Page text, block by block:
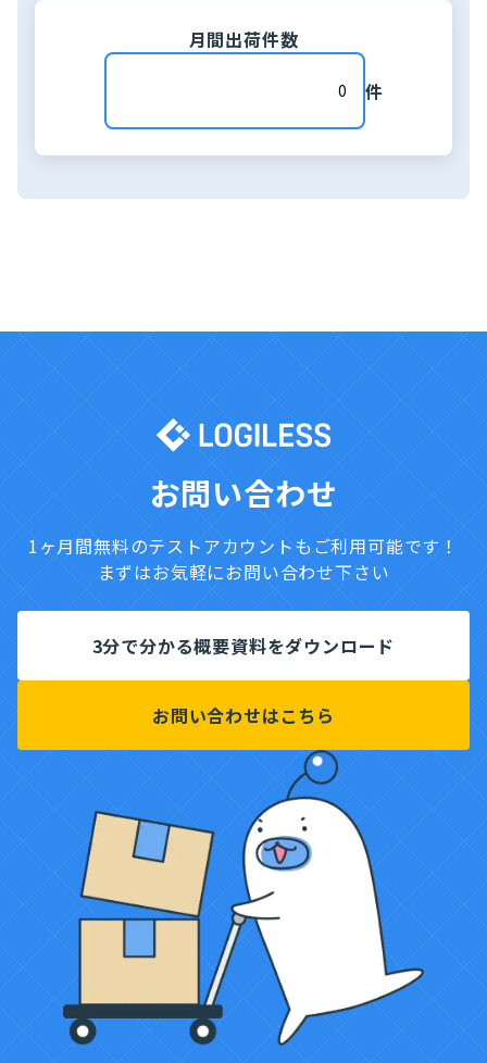
月間出荷件数
件
単価 数量
料金
お問い合わせ
1ヶ月間無料のテストアカウントもご利用可能です！
まずはお気軽にお問い合わせ下さい
3分で分かる概要資料をダウンロード
お問い合わせはこちら